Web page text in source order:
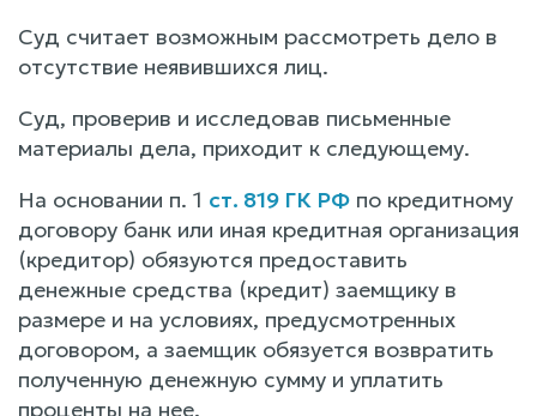
Суд считает возможным рассмотреть дело в
отсутствие неявившихся лиц.
Суд, проверив и исследовав письменные
материалы дела, приходит к следующему.
На основании п. 1 ст. 819 ГК РФ по кредитному
договору банк или иная кредитная организация
(кредитор) обязуются предоставить
денежные средства (кредит) заемщику в
размере и на условиях, предусмотренных
договором, а заемщик обязуется возвратить
полученную денежную сумму и уплатить
проценты на нее.